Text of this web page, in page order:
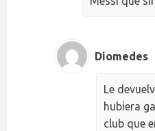
Diomedes
Le
hubiera
club que